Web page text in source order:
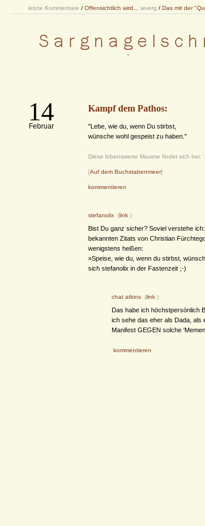
letzte Kommentare / Offensichtlich wird... wuerg / Das mit der
14
Februar
Kampf dem Pathos:
"Lebe, wie du, wenn Du stirbst,
wünsche wohl gespeist zu haben."
Diese lobenswerte Maxime findet sich bei:
[Auf dem Buchstabenmeer]
kommentieren
stefanolix (link )
Bist Du ganz sicher? Soviel verstehe
bekannten Zitats von Christian
wenigstens heißen:
»Speise, wie du, wenn du stirbst,
sich stefanolix in der Fastenzeit ;-)
chat atkins (link )
Das habe ich höchstpersönlich
ich sehe das eher als Dada, als
Manifest GEGEN solche
kommentieren